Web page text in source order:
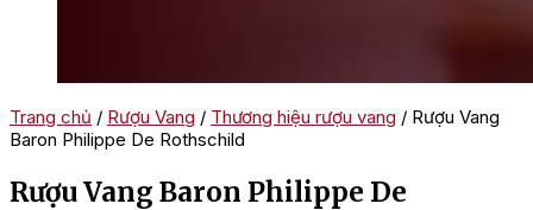
Trang chủ / Rượu Vang / Thương hiệu rượu vang / Rượu Vang
Baron Philippe De Rothschild
Rượu Vang Baron Philippe De